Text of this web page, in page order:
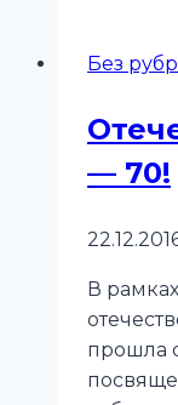
Без
— 70!
В
прошла